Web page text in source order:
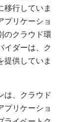
移行していま
プリケーショ
のクラウド環
イダーは、ク
提供していま
は、クラウド
プリケーショ